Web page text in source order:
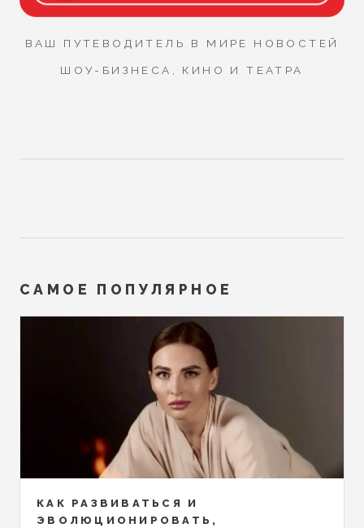
ВАШ ПУТЕВОДИТЕЛЬ В МИРЕ НОВОСТЕЙ
ШОУ-БИЗНЕСА, КИНО И ТЕАТРА
САМОЕ ПОПУЛЯРНОЕ
КАК РАЗВИВАТЬСЯ И
ЭВОЛЮЦИОНИРОВАТЬ,